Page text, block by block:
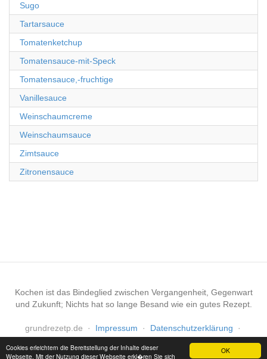
OK
Cookies erleichtern die Bereitstellung der Inhalte dieser
Webseite. Mit der Nutzung dieser Webseite erkl�ren Sie sich
Sugo
Tartarsauce
Tomatenketchup
Tomatensauce-mit-Speck
Tomatensauce,-fruchtige
Vanillesauce
Weinschaumcreme
Weinschaumsauce
Zimtsauce
Zitronensauce
Kochen ist das Bindeglied zwischen Vergangenheit, Gegenwart
und Zukunft; Nichts hat so lange Besand wie ein gutes Rezept.
grundrezetp.de · Impressum · Datenschutzerklärung
·
Haftungsausschluss